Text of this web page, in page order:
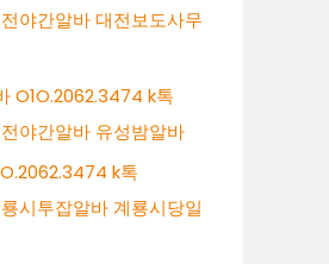
야간알바 대전보도사무
O1O.2062.3474 k톡
야간알바 유성밤알바
k톡
시투잡알바 계룡시당일